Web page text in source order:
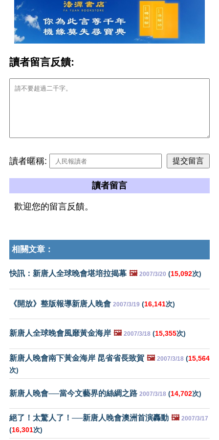
讀者留言反饋:
讀者暱稱:
讀者留言
歡迎您的留言反饋。
相關文章：
快訊：新唐人全球晚會堪培拉揭幕 🖼️ 2007/3/20 (15,092次)
《開放》整版報導新唐人晚會 2007/3/19 (16,141次)
新唐人全球晚會風靡黃金海岸 🖼️ 2007/3/18 (15,355次)
新唐人晚會南下黃金海岸 昆省省長致賀 🖼️ 2007/3/18 (15,564
次)
新唐人晚會──當今文藝界的絲綢之路 2007/3/18 (14,702次)
絕了！太驚人了！──新唐人晚會澳洲首演轟動 🖼️ 2007/3/17
(16,301次)